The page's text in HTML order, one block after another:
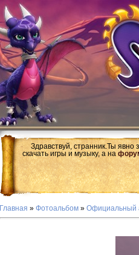
Здравствуй, странник.Ты
скачать игры и музыку, а на
Главная » Фотоальбом » Официальный